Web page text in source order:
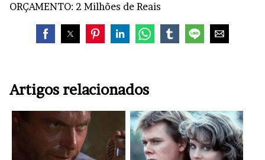
ORÇAMENTO: 2 Milhões de Reais
Artigos relacionados